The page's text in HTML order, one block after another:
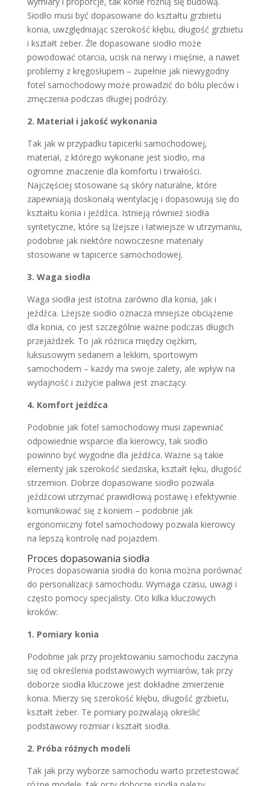
Siodło musi być dopasowane do kształtu grzbietu
konia, uwzględniając szerokość kłębu, długość grzbietu
i kształt żeber. Źle dopasowane siodło może
powodować otarcia, ucisk na nerwy i mięśnie, a nawet
problemy z kręgosłupem – zupełnie jak niewygodny
fotel samochodowy może prowadzić do bólu pleców i
zmęczenia podczas długiej podróży.
2. Materiał i jakość wykonania
Tak jak w przypadku tapicerki samochodowej,
materiał, z którego wykonane jest siodło, ma
ogromne znaczenie dla komfortu i trwałości.
Najczęściej stosowane są skóry naturalne, które
zapewniają doskonałą wentylację i dopasowują się do
kształtu konia i jeźdźca. Istnieją również siodła
syntetyczne, które są lżejsze i łatwiejsze w utrzymaniu,
podobnie jak niektóre nowoczesne materiały
stosowane w tapicerce samochodowej.
3. Waga siodła
Waga siodła jest istotna zarówno dla konia, jak i
jeźdźca. Lżejsze siodło oznacza mniejsze obciążenie
dla konia, co jest szczególnie ważne podczas długich
przejażdżek. To jak różnica między ciężkim,
luksusowym sedanem a lekkim, sportowym
samochodem – każdy ma swoje zalety, ale wpływ na
wydajność i zużycie paliwa jest znaczący.
4. Komfort jeźdźca
Podobnie jak fotel samochodowy musi zapewniać
odpowiednie wsparcie dla kierowcy, tak siodło
powinno być wygodne dla jeźdźca. Ważne są takie
elementy jak szerokość siedziska, kształt łęku, długość
strzemion. Dobrze dopasowane siodło pozwala
jeźdźcowi utrzymać prawidłową postawę i efektywnie
komunikować się z koniem – podobnie jak
ergonomiczny fotel samochodowy pozwala kierowcy
na lepszą kontrolę nad pojazdem.
Proces dopasowania siodła
Proces dopasowania siodła do konia można porównać
do personalizacji samochodu. Wymaga czasu, uwagi i
często pomocy specjalisty. Oto kilka kluczowych
kroków:
1. Pomiary konia
Podobnie jak przy projektowaniu samochodu zaczyna
się od określenia podstawowych wymiarów, tak przy
doborze siodła kluczowe jest dokładne zmierzenie
konia. Mierzy się szerokość kłębu, długość grzbietu,
kształt żeber. Te pomiary pozwalają określić
podstawowy rozmiar i kształt siodła.
2. Próba różnych modeli
Tak jak przy wyborze samochodu warto przetestować